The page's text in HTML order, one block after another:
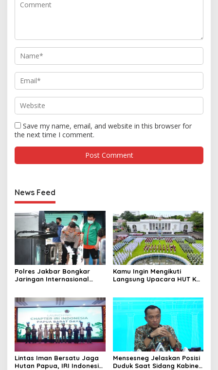
Save my name, email, and website in this browser for
the next time I comment.
News Feed
Polres Jakbar Bongkar
Jaringan Internasional
Diringkus dan Barang Bukti
1,1 Ton Rp119 Miliar
Dimusnahkan
Kamu Ingin Mengikuti
Langsung Upacara HUT Ke-
Pendaftaran Resminya di
Sini
Lintas Iman Bersatu Jaga
Hutan Papua, IRI Indonesia
Mensesneg Jelaskan Posisi
Duduk Saat Sidang Kabinet: